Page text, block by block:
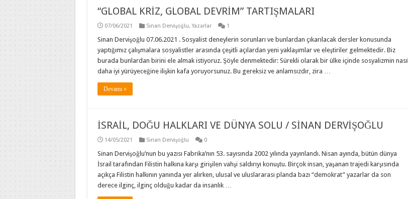
“GLOBAL KRİZ, GLOBAL DEVRİM” TARTIŞMALARI
07/06/2021 Sinan Dervişoğlu,Yazarlar 1
Sinan Dervişoğlu 07.06.2021 . Sosyalist deneylerin sorunları ve bunlardan çıkarılacak dersler konusunda
yaptığımız çalışmalara sosyalistler arasında çeşitli açılardan yeni yaklaşımlar ve eleştiriler gelmektedir. Biz
burada bunlardan birini ele almak istiyoruz. Şöyle denmektedir: Sürekli olarak bir ülke içinde sosyalizmin nasıl
daha iyi yürüyeceğine ilişkin kafa yoruyorsunuz. Bu gereksiz ve anlamsızdır, zira …
Devamı »
İSRAİL, DOĞU HALKLARI VE DÜNYA SOLU / SİNAN DERVİŞOĞLU
14/05/2021 Sinan Dervişoğlu 0
Sinan Dervişoğlu’nun bu yazısı Fabrika’nın 53. sayısında 2002 yılında yayınlandı. Nisan ayında, bütün dünya
İsrail tarafından Filistin halkına karşı girişilen vahşi saldırıyı konuştu. Birçok insan, yaşanan trajedi karşısında
açıkça Filistin halkının yanında yer alırken, ulusal ve uluslararası planda bazı “demokrat” yazarlar da son
derece ilginç, ilginç olduğu kadar da insanlık …